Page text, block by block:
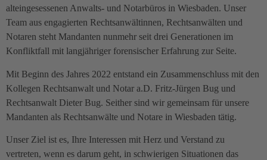
alteingesessenen Anwalts- und Notarbüros in Wiesbaden. Unser
Team aus engagierten Rechtsanwältinnen, Rechtsanwälten und
Notaren steht Mandanten nunmehr seit drei Generationen im
Konfliktfall mit langjähriger forensischer Erfahrung zur Seite.
Mit Beginn des Jahres 2022 entstand ein Zusammenschluss mit den
Kollegen Rechtsanwalt und Notar a.D. Fritz-Jürgen Bug und
Rechtsanwalt Dieter Bug. Seither sind wir gemeinsam für unsere
Mandanten als Rechtsanwälte und Notare in Wiesbaden tätig.
Unser Ziel ist es, Ihre Interessen mit Herz und Verstand zu
vertreten, wenn es darum geht, in schwierigen Situationen das